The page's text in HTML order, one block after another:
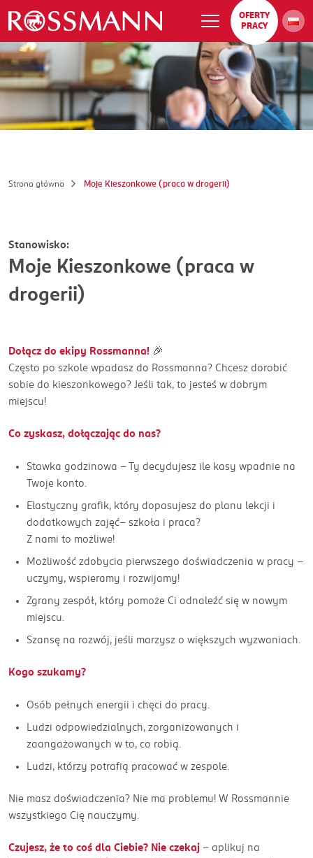
OFERTY
PRACY
Strona główna Moje Kieszonkowe (praca w drogerii)
Stanowisko:
Moje Kieszonkowe (praca w
drogerii)
Dołącz do ekipy Rossmanna! 🎉
Często po szkole wpadasz do Rossmanna? Chcesz dorobić
sobie do kieszonkowego? Jeśli tak, to jesteś w dobrym
miejscu!
Co zyskasz, dołączając do nas?
Stawka godzinowa - Ty decydujesz ile kasy wpadnie na
Twoje konto.
Elastyczny grafik, który dopasujesz do planu lekcji i
dodatkowych zajęć– szkoła i praca?
Z nami to możliwe!
Możliwość zdobycia pierwszego doświadczenia w pracy –
uczymy, wspieramy i rozwijamy!
Zgrany zespół, który pomoże Ci odnaleźć się w nowym
miejscu.
Szansę na rozwój, jeśli marzysz o większych wyzwaniach.
Kogo szukamy?
Osób pełnych energii i chęci do pracy.
Ludzi odpowiedzialnych, zorganizowanych i
zaangażowanych w to, co robią.
Ludzi, którzy potrafią pracować w zespole.
Nie masz doświadczenia? Nie ma problemu! W Rossmannie
wszystkiego Cię nauczymy.
Czujesz, że to coś dla Ciebie? Nie czekaj – aplikuj na